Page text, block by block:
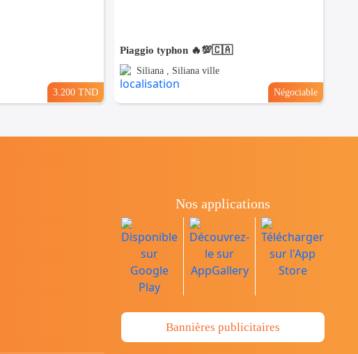
3.200 TND
Piaggio typhon 🔥💯🇨🇦
Siliana , Siliana ville
Négociable
Nos applications
Bannières publicitaires